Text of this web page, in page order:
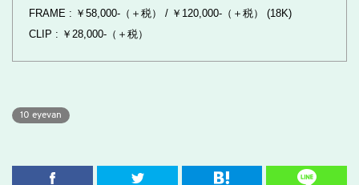
FRAME : ￥58,000-（＋税） / ￥120,000-（＋税） (18K)
CLIP : ￥28,000-（＋税）
10 eyevan